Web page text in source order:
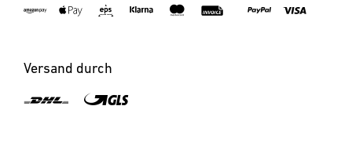
Versand durch